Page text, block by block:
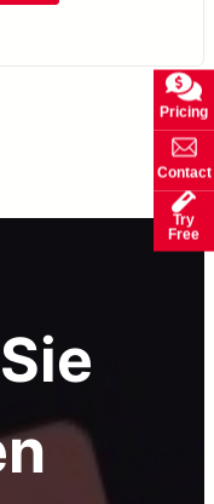
Pricing
Contact
Try
Free